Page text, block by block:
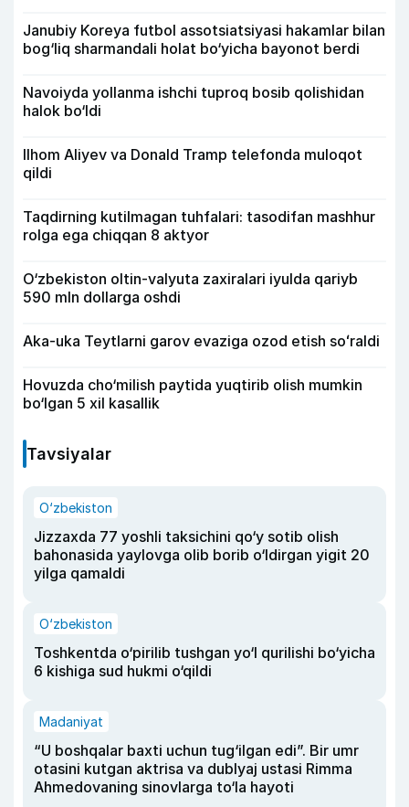
Janubiy Koreya futbol assotsiatsiyasi hakamlar bilan
bog‘liq sharmandali holat bo‘yicha bayonot berdi
Navoiyda yollanma ishchi tuproq bosib qolishidan
halok bo‘ldi
Ilhom Aliyev va Donald Tramp telefonda muloqot
qildi
Taqdirning kutilmagan tuhfalari: tasodifan mashhur
rolga ega chiqqan 8 aktyor
O‘zbekiston oltin-valyuta zaxiralari iyulda qariyb
590 mln dollarga oshdi
Aka-uka Teytlarni garov evaziga ozod etish soʻraldi
Hovuzda cho‘milish paytida yuqtirib olish mumkin
bo‘lgan 5 xil kasallik
Tavsiyalar
O‘zbekiston
Jizzaxda 77 yoshli taksichini qo‘y sotib olish
bahonasida yaylovga olib borib o‘ldirgan yigit 20
yilga qamaldi
O‘zbekiston
Toshkentda o‘pirilib tushgan yo‘l qurilishi bo‘yicha
6 kishiga sud hukmi o‘qildi
Madaniyat
“U boshqalar baxti uchun tug‘ilgan edi”. Bir umr
otasini kutgan aktrisa va dublyaj ustasi Rimma
Ahmedovaning sinovlarga to‘la hayoti